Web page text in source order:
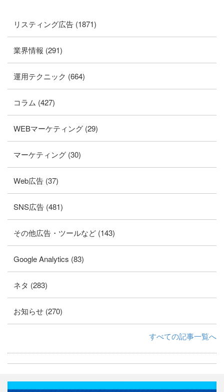
リスティング広告 (1871)
業界情報 (291)
運用テクニック (664)
コラム (427)
WEBマーケティング (29)
マーケティング (30)
Web広告 (37)
SNS広告 (481)
その他広告・ツールなど (143)
Google Analytics (83)
ネタ (283)
お知らせ (270)
すべての記事一覧へ